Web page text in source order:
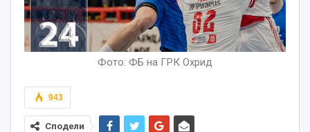
Фото: ФБ на ГРК Охрид
943
Сподели